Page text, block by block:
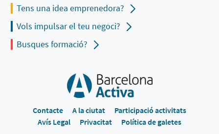
Tens una idea emprenedora?
Vols impulsar el teu negoci?
Busques formació?
Contacte A la ciutat
Participació activitats
Avís Legal
Privacitat Política de galetes